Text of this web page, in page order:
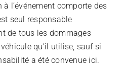
l’événement comporte des
seul responsable
de tous les dommages
qu’il utilise, sauf si
a été convenue ici.